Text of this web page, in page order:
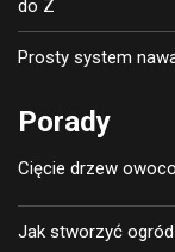
do Z
Prosty system
Porady
Cięcie drzew
Jak stworzyć